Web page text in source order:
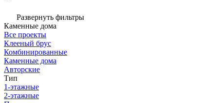
Развернуть фильтры
Каменные дома
Все проекты
Клееный брус
Комбинированные
Каменные дома
Авторские
Тип
1-этажные
2-этажные